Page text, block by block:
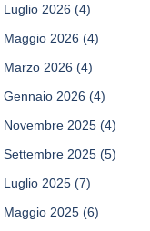
Luglio 2026 (4)
Maggio 2026 (4)
Marzo 2026 (4)
Gennaio 2026 (4)
Novembre 2025 (4)
Settembre 2025 (5)
Luglio 2025 (7)
Maggio 2025 (6)